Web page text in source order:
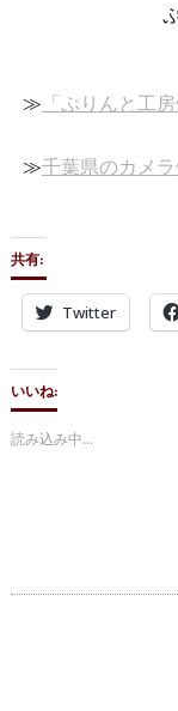
≫「ぷりんと工
≫千葉県のカメ
共有:
Twitter
いいね:
読み込み中…